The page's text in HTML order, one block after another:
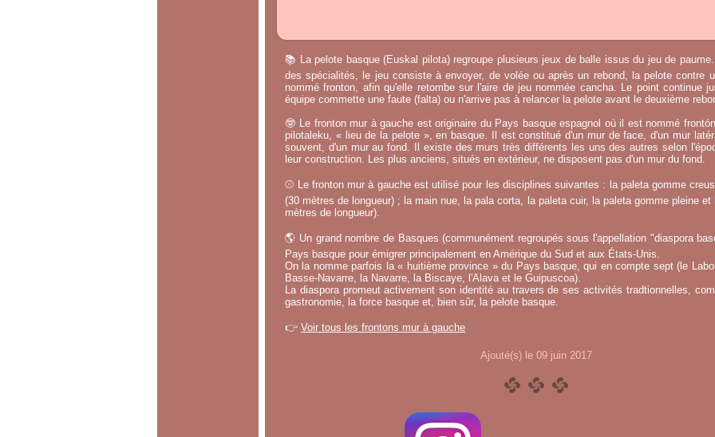
📚 La pelote basque (Euskal pilota) regroupe plusieurs jeux de balle issus du jeu de
des spécialités, le jeu consiste à envoyer, de volée ou après un rebond, la pelote contre
nommé fronton, afin qu'elle retombe sur l'aire de jeu nommée cancha. Le point continue
équipe commette une faute (falta) ou n'arrive pas à relancer la pelote avant le deuxième
🤓 Le fronton mur à gauche est originaire du Pays basque espagnol où il est nommé
pilotaleku, « lieu de la pelote », en basque. Il est constitué d'un mur de face, d'un mur
souvent, d'un mur au fond. Il existe des murs très différents les uns des autres selon
leur construction. Les plus anciens, situés en extérieur, ne disposent pas d'un mur du fond.
⚾ Le fronton mur à gauche est utilisé pour les disciplines suivantes : la paleta gomme
(30 mètres de longueur) ; la main nue, la pala corta, la paleta cuir, la paleta gomme pleine et
mètres de longueur).
🌎 Un grand nombre de Basques (communément regroupés sous l'appellation "diaspora
Pays basque pour émigrer principalement en Amérique du Sud et aux États-Unis.
On la nomme parfois la « huitième province » du Pays basque, qui en compte sept (le
Basse-Navarre, la Navarre, la Biscaye, l'Alava et le Guipuscoa).
La diaspora promeut activement son identité au travers de ses activités tradtionnelles,
gastronomie, la force basque et, bien sûr, la pelote basque.
👉 Voir tous les frontons mur à gauche
Ajouté(s) le 09 juin 2017